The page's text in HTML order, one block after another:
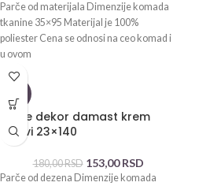
Parče od materijala Dimenzije komada
tkanine 35×95 Materijal je 100%
poliester Cena se odnosi na ceo komad i
u ovom
Parče dekor damast krem
listovi 23×140
180,00RSD 153,00RSD
Parče od dezena Dimenzije komada